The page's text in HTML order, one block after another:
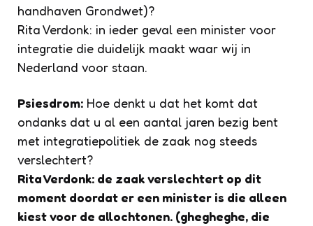
handhaven Grondwet)?
Rita Verdonk: in ieder geval een minister voor
integratie die duidelijk maakt waar wij in
Nederland voor staan.
Psiesdrom: Hoe denkt u dat het komt dat
ondanks dat u al een aantal jaren bezig bent
met integratiepolitiek de zaak nog steeds
verslechtert?
Rita Verdonk: de zaak verslechtert op dit
moment doordat er een minister is die alleen
kiest voor de allochtonen. (ghegheghe, die